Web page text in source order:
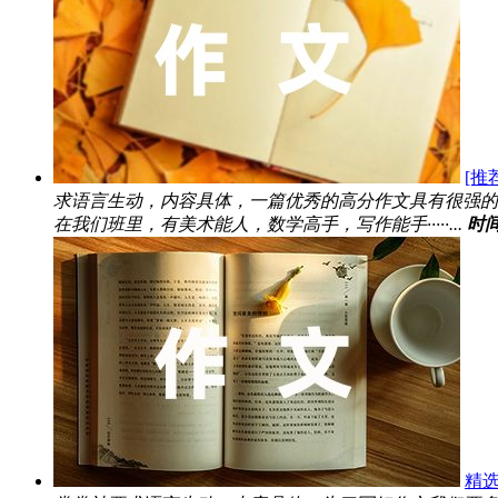
[推
求语言生动，内容具体，一篇优秀的高分作文具有很强
在我们班里，有美术能人，数学高手，写作能手·····... 时
精